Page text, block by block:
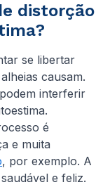
distorção
se libertar
causam.
interferir
é
e muita
, por exemplo. A
e feliz.